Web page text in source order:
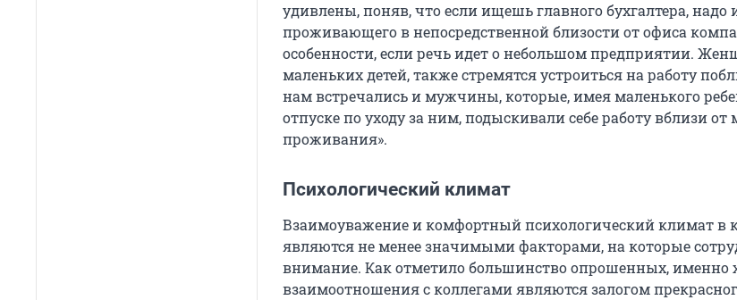
удивлены, поняв, что если ищешь главного бухгалтера, надо
проживающего в непосредственной близости от офиса
особенности, если речь идет о небольшом предприятии.
маленьких детей, также стремятся устроиться на работу
нам встречались и мужчины, которые, имея маленького
отпуске по уходу за ним, подыскивали себе работу вблизи от
проживания».
Психологический климат
Взаимоуважение и комфортный психологический климат в
являются не менее значимыми факторами, на которые
внимание. Как отметило большинство опрошенных, именно
взаимоотношения с коллегами являются залогом